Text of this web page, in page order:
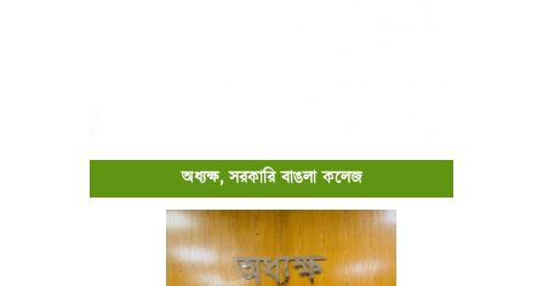
অধ্যক্ষ, সরকারি বাঙলা কলেজ